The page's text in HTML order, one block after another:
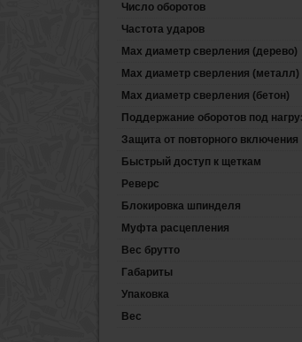
Число оборотов
Частота ударов
Max диаметр сверления (дерево)
Max диаметр сверления (металл)
Max диаметр сверления (бетон)
Поддержание оборотов под
Защита от повторного включения
Быстрый доступ к щеткам
Реверс
Блокировка шпинделя
Муфта расцепления
Вес брутто
Габариты
Упаковка
Вес